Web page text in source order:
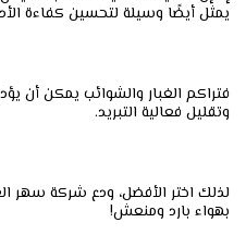
يمثل أيضًا وسيلة لتحسين كفاءة
فتراكم الغبار والشوائب يمكن أن
وتقليل فعالية التبريد.
لذلك اختر الأفضل، ودع شركة سهر
بهواء بارد ومنعش!